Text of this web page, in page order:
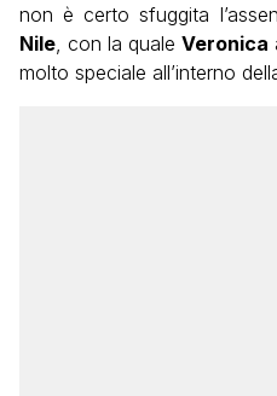
non è certo sfuggita
Nile, con la quale Veronica
molto speciale all’interno